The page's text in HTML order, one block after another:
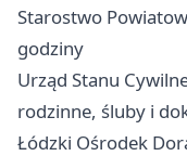
Starostwo
godziny
Urząd Stanu
rodzinne, śluby i
Łódzki Ośrodek